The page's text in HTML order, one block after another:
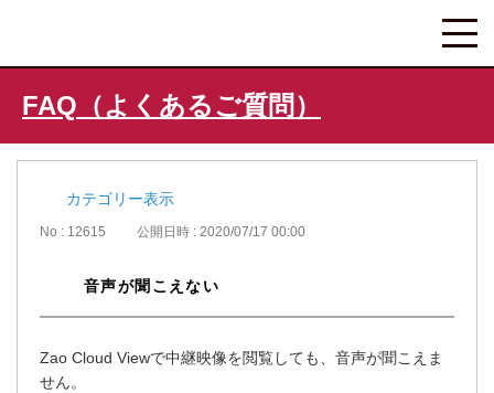
FAQ（よくあるご質問）
カテゴリー表示
No : 12615 公開日時 : 2020/07/17 00:00
音声が聞こえない
Zao Cloud Viewで中継映像を閲覧しても、音声が聞こえま
せん。